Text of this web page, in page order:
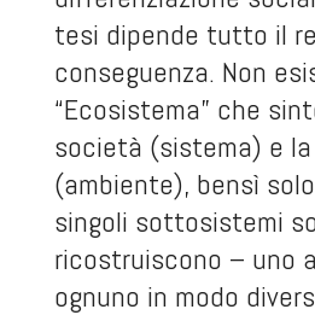
tesi dipende tutto il
conseguenza. Non
“Ecosistema” che
società (sistema) e
(ambiente), bensì
singoli sottosistemi
ricostruiscono – uno
ognuno in modo